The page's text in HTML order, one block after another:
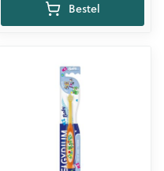
Bestel